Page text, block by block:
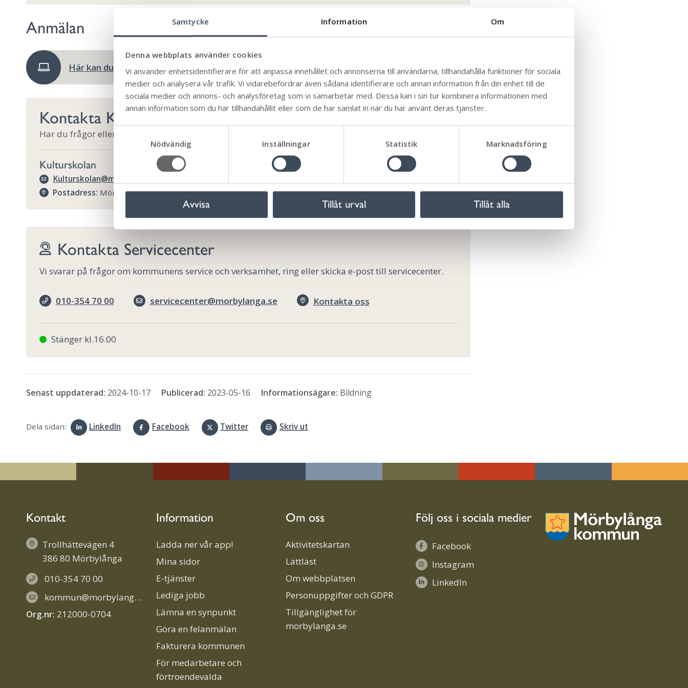
Samtycke Information Om
Denna webbplats använder cookies
Vi använder enhetsidentifierare för att anpassa innehållet och annonserna till användarna, tillhandahålla funktioner för sociala
medier och analysera vår trafik. Vi vidarebefordrar även sådana identifierare och annan information från din enhet till de
sociala medier och annons- och analysföretag som vi samarbetar med. Dessa kan i sin tur kombinera informationen med
annan information som du har tillhandahållit eller som de har samlat in när du har använt deras tjänster.
S
y
c
s
a
Nödvändig Inställningar Statistik Marknadsföring
Avvisa Tillåt urval Tillåt alla
Anmälan
Här kan du anmäla dig till kulturskolan
Kontakta Kulturskolan
Har du frågor eller funderingar är det bara att höra av dig till oss.
Kulturskolan
Kulturskolan@morbylanga.se
Postadress: Mörbylånga kommun 386 80 Mörbylånga
Kontakta Servicecenter
Vi svarar på frågor om kommunens service och verksamhet, ring eller skicka e-post till servicecenter.
010-354 70 00 servicecenter@morbylanga.se Kontakta oss
Stänger kl.16.00
Senast uppdaterad: 2024-10-17 Publicerad: 2023-05-16 Informationsägare: Bildning
Dela sidan: LinkedIn Facebook Twitter Skriv ut
Kontakt
Trollhättevägen 4
386 80 Mörbylånga
010-354 70 00
kommun@morbylanga.se
Org.nr: 212000-0704
Information
Ladda ner vår app!
Mina sidor
E-tjänster
Lediga jobb
Lämna en synpunkt
Göra en felanmälan
Fakturera kommunen
För medarbetare och
förtroendevalda
Om oss
Aktivitetskartan
Lättläst
Om webbplatsen
Personuppgifter och GDPR
Tillgänglighet för
morbylanga.se
Följ oss i sociala medier
Facebook
Instagram
LinkedIn